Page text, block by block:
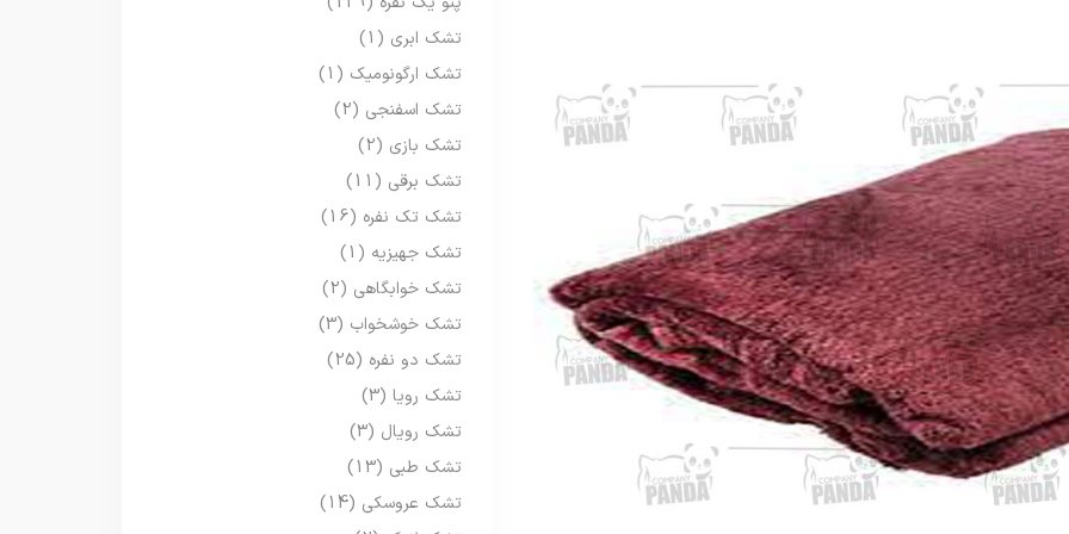
تشک ابری (1)
تشک ارگونومیک (1)
تشک اسفنجی (2)
تشک بازی (2)
تشک برقی (11)
تشک تک نفره (16)
تشک جهیزیه (1)
تشک خوابگاهی (2)
تشک خوشخواب (3)
تشک دو نفره (25)
تشک رویا (3)
تشک رویال (3)
تشک طبی (13)
تشک عروسکی (14)